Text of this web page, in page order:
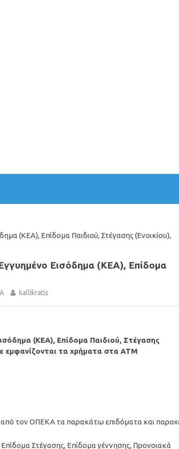
(ΚΕΑ), Επίδομα Παιδιού, Στέγασης (Ενοικίου),
Εισόδημα (ΚΕΑ), Επίδομα
kallikratis
(ΚΕΑ), Επίδομα Παιδιού, Στέγασης
εμφανίζονται τα χρήματα στα ΑΤΜ
τον ΟΠΕΚΑ τα παρακάτω επιδόματα και
Στέγασης, Επίδομα γέννησης, Προνοιακά